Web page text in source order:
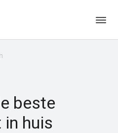
beste
huis